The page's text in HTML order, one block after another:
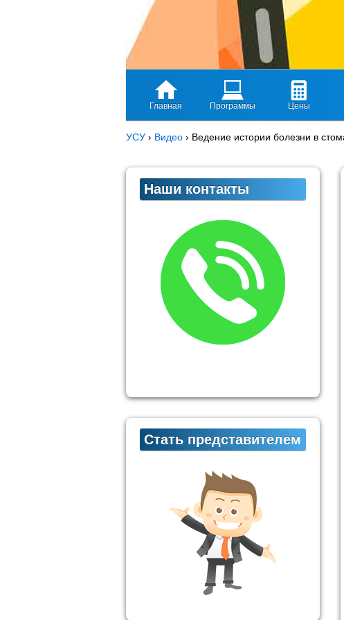
Главная Программы Цены
УСУ › Видео › Ведение истории болезни в
Наши контакты
Стать представителем